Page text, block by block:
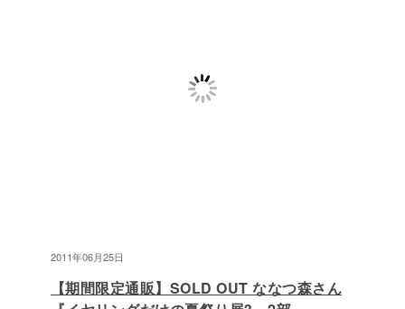
2011年06月25日
【期間限定通販】SOLD OUT ななつ森さん